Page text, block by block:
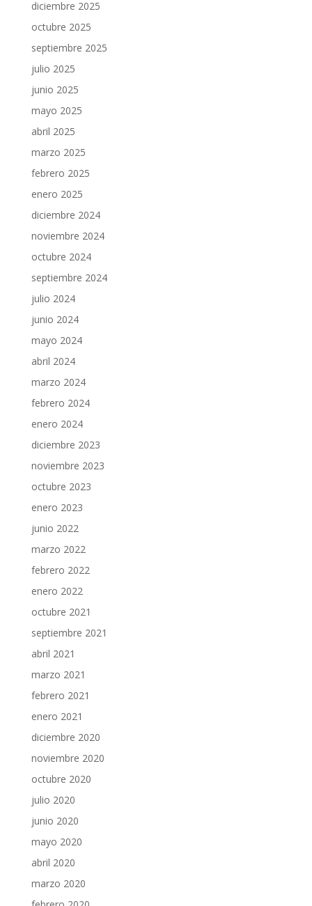
diciembre 2025
octubre 2025
septiembre 2025
julio 2025
junio 2025
mayo 2025
abril 2025
marzo 2025
febrero 2025
enero 2025
diciembre 2024
noviembre 2024
octubre 2024
septiembre 2024
julio 2024
junio 2024
mayo 2024
abril 2024
marzo 2024
febrero 2024
enero 2024
diciembre 2023
noviembre 2023
octubre 2023
enero 2023
junio 2022
marzo 2022
febrero 2022
enero 2022
octubre 2021
septiembre 2021
abril 2021
marzo 2021
febrero 2021
enero 2021
diciembre 2020
noviembre 2020
octubre 2020
julio 2020
junio 2020
mayo 2020
abril 2020
marzo 2020